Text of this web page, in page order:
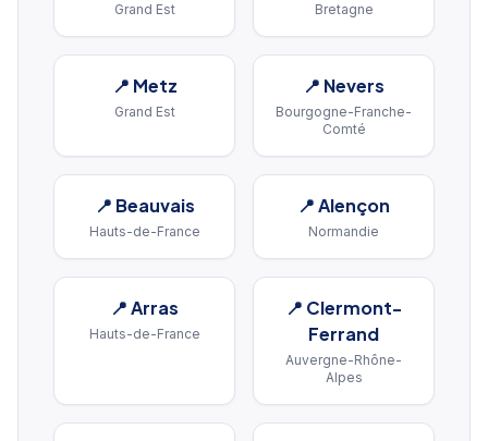
Grand Est Bretagne
📍 Metz
Grand Est
📍 Nevers
Bourgogne-Franche-
Comté
📍 Beauvais
Hauts-de-France
📍Alençon
Normandie
📍Arras
Hauts-de-France
📍 Clermont-
Ferrand
Auvergne-Rhône-
Alpes